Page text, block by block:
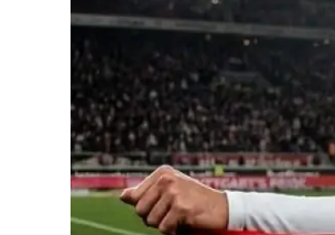
Türkçe Kurdi